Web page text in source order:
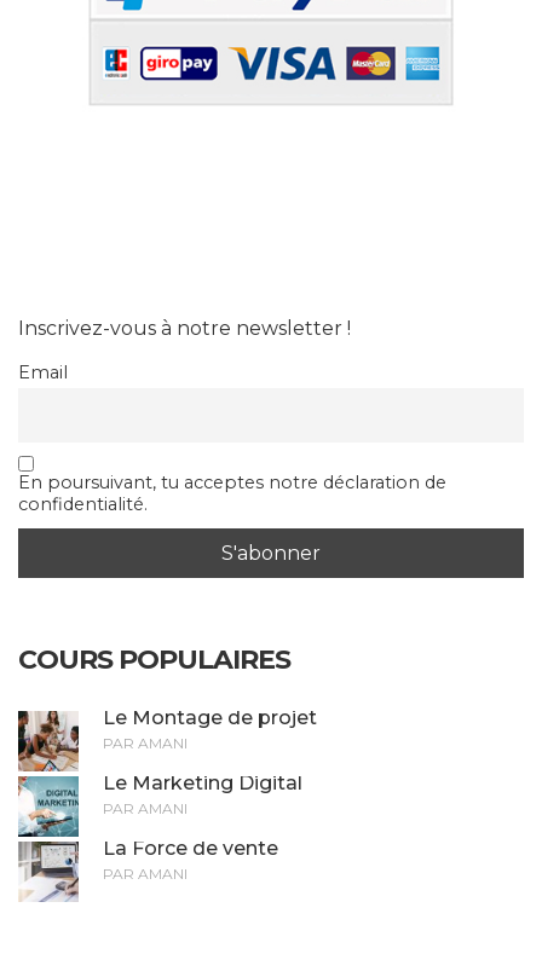
Inscrivez-vous à notre newsletter !
Email
En poursuivant, tu acceptes notre déclaration de
confidentialité.
COURS POPULAIRES
Le Montage de projet
PAR AMANI
Le Marketing Digital
PAR AMANI
La Force de vente
PAR AMANI